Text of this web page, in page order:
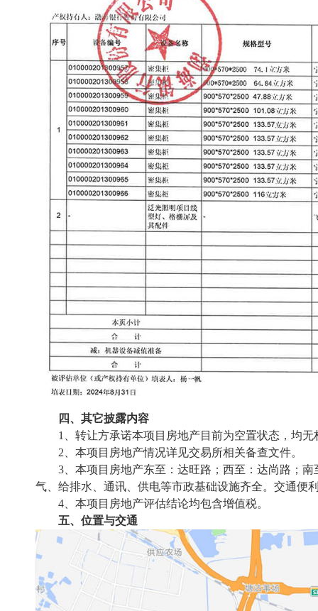
四、其它披露内容
1、转让方承诺本项目房地产目前为空置状态，均
2、本项目房地产情况详见交易所相关备查文件。
3、本项目房地产东至：达旺路；西至：达尚路；
气、给排水、通讯、供电等市政基础设施齐全。交通便
4、本项目房地产评估结论均包含增值税。
五、位置与交通